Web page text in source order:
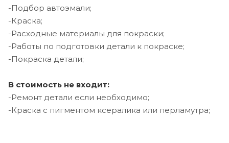
-Подбор автоэмали;
-Краска;
-Расходные материалы для покраски;
-Работы по подготовки детали к покраске;
-Покраска детали;
В стоимость не входит:
-Ремонт детали если необходимо;
-Краска с пигментом ксералика или перламутра;